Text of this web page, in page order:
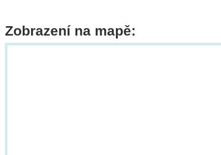
Zobrazení na mapě: